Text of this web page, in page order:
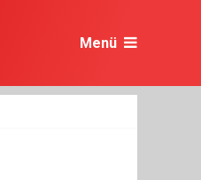
Menü